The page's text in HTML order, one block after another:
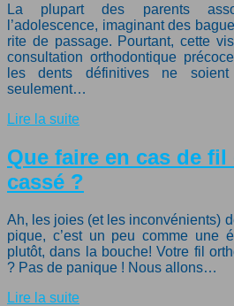
La plupart des parents
l’adolescence, imaginant des
rite de passage. Pourtant, cette
consultation orthodontique
les dents définitives ne
seulement…
Lire la suite
Que faire en cas de
cassé ?
Ah, les joies (et les inconvénients)
pique, c’est un peu comme une
plutôt, dans la bouche! Votre fil
? Pas de panique ! Nous allons…
Lire la suite